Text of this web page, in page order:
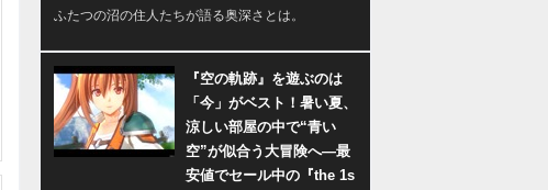
ふたつの沼の住人たちが語る奥深さとは。
『空の軌跡』を遊ぶのは
「今」がベスト！暑い夏、
涼しい部屋の中で“青い
空”が似合う大冒険へ―最
安値でセール中の『the 1s